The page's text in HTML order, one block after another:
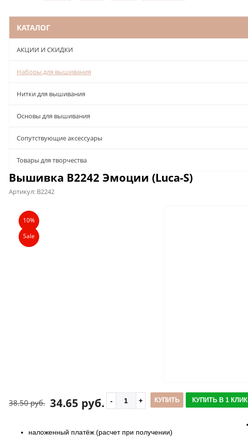
КАТАЛОГ
АКЦИИ И СКИДКИ
Наборы для вышивания
Нитки для вышивания
Основы для вышивания
Сопутствующие аксессуары
Товары для творчества
Вышивка B2242 Эмоции (Luca-S)
Артикул: B2242
Описание
10%
Sale
34.65 руб.
38.50 руб. КУПИТЬ КУПИТЬ В 1 КЛИК
наложенный платёж (расчет при получении)